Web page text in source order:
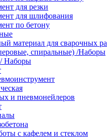
для резки
для шлифования
по бетону
материал для сварочных
спиральные) /Наборы
/ Наборы
и пневмонейлеров
с кафелем и стеклом